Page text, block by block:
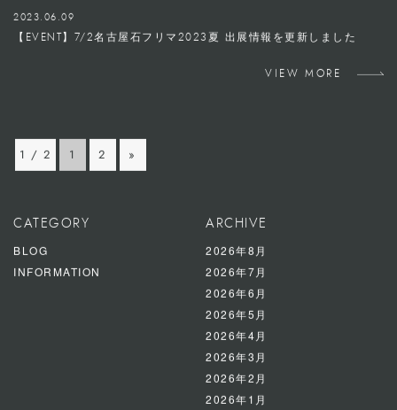
2023.06.09
【EVENT】7/2名古屋石フリマ2023夏 出展情報を更新しました
VIEW MORE
1 / 2 1 2 »
CATEGORY
BLOG
INFORMATION
ARCHIVE
2026年8月
2026年7月
2026年6月
2026年5月
2026年4月
2026年3月
2026年2月
2026年1月